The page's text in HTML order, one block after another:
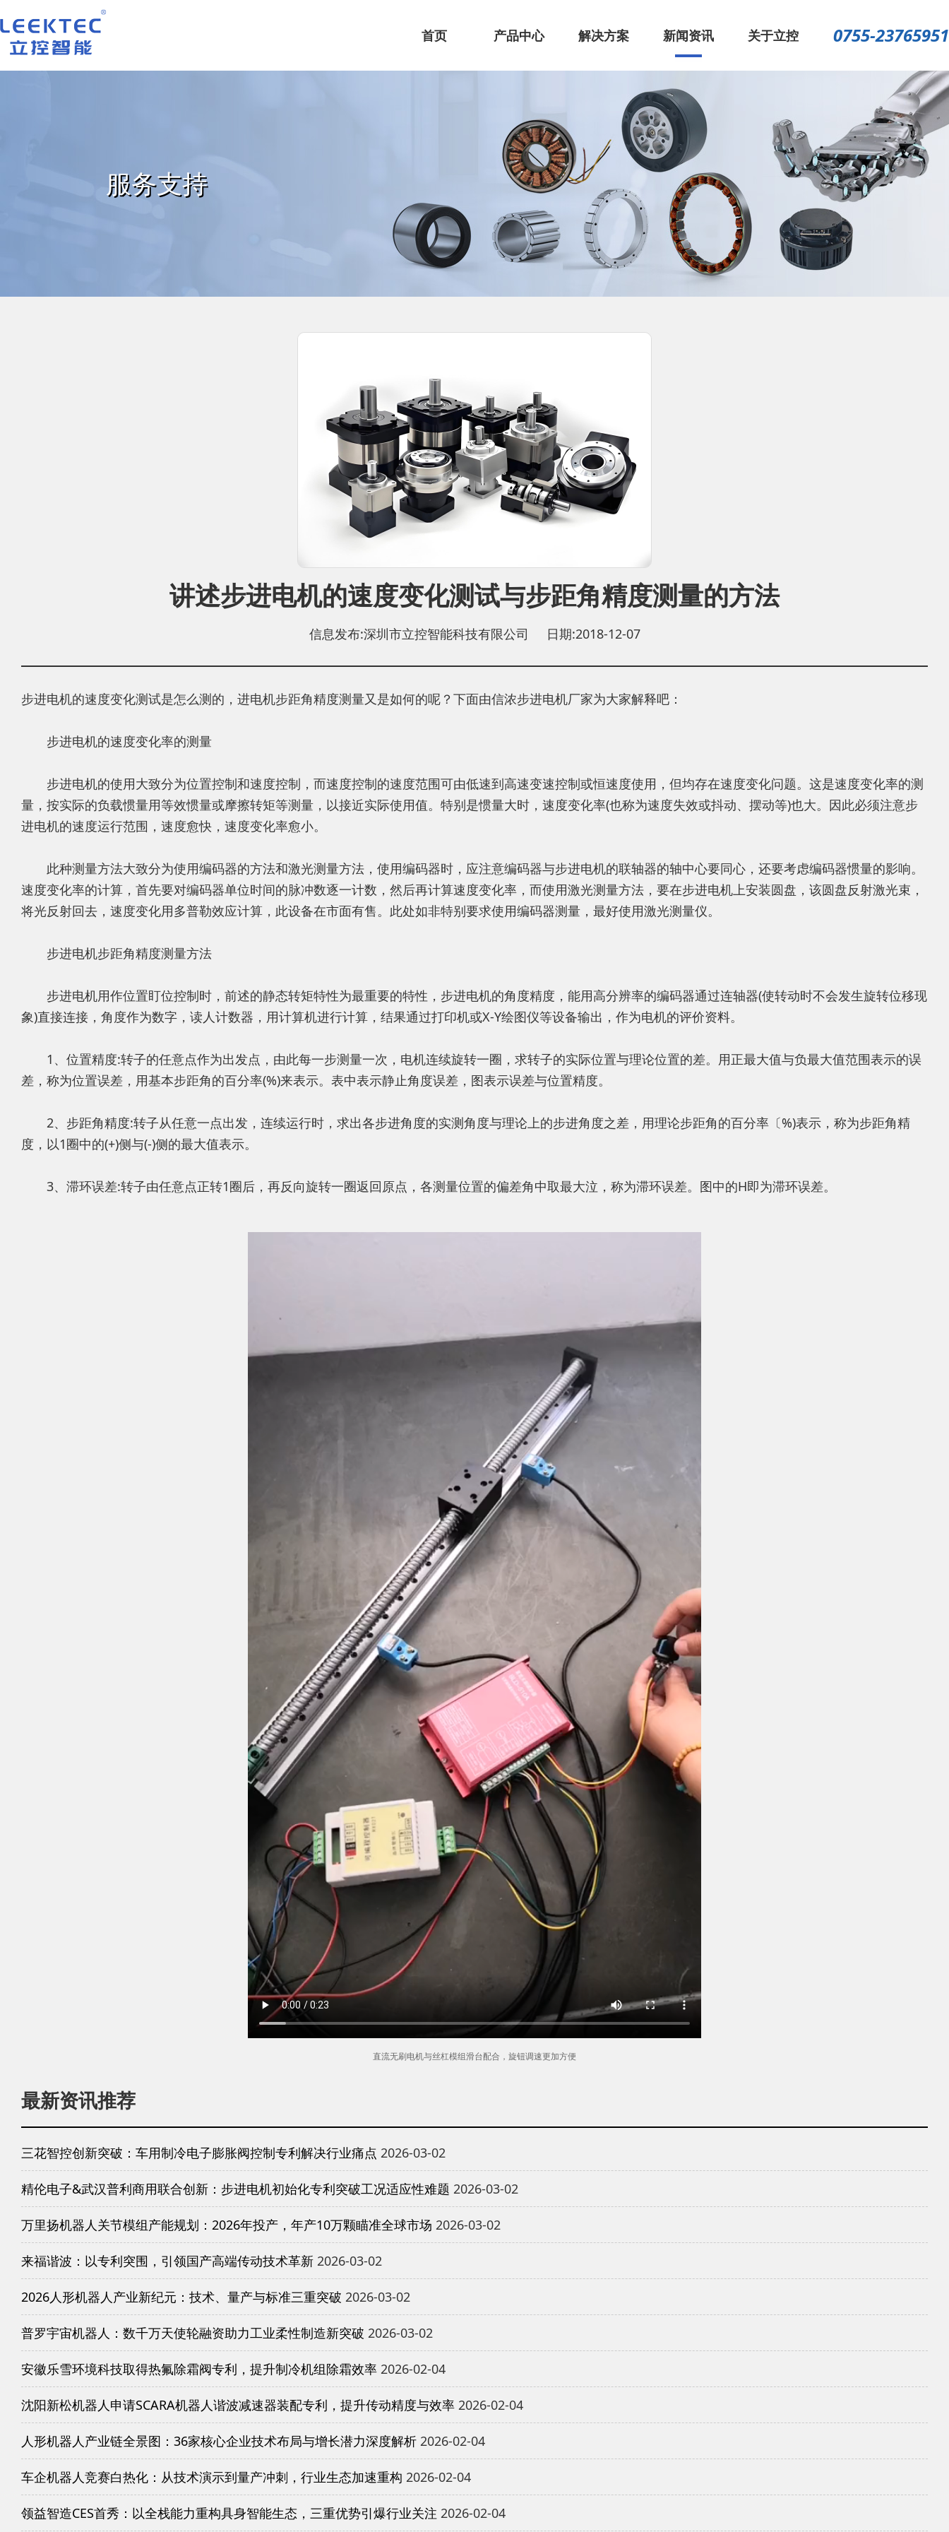
深圳市立控智能科技有限公司
首页
产品中心 解决方案 新闻资讯 关于立控 0755-23765951
服务支持
讲述步进电机的速度变化测试与步距角精度测量的方法
信息发布:深圳市立控智能科技有限公司 日期:2018-12-07
步进电机的速度变化测试是怎么测的，进电机步距角精度测量又是如何的呢？下面由信浓步进电机厂家为大家解释吧：
步进电机的速度变化率的测量
步进电机的使用大致分为位置控制和速度控制，而速度控制的速度范围可由低速到高速变速控制或恒速度使用，但均存在速度变化问题。这是速度变化率的测
量，按实际的负载惯量用等效惯量或摩擦转矩等测量，以接近实际使用值。特别是惯量大时，速度变化率(也称为速度失效或抖动、摆动等)也大。因此必须注意步
进电机的速度运行范围，速度愈快，速度变化率愈小。
此种测量方法大致分为使用编码器的方法和激光测量方法，使用编码器时，应注意编码器与步进电机的联轴器的轴中心要同心，还要考虑编码器惯量的影响。
速度变化率的计算，首先要对编码器单位时间的脉冲数逐一计数，然后再计算速度变化率，而使用激光测量方法，要在步进电机上安装圆盘，该圆盘反射激光束，
将光反射回去，速度变化用多普勒效应计算，此设备在市面有售。此处如非特别要求使用编码器测量，最好使用激光测量仪。
步进电机步距角精度测量方法
步进电机用作位置盯位控制时，前述的静态转矩特性为最重要的特性，步进电机的角度精度，能用高分辨率的编码器通过连轴器(使转动时不会发生旋转位移现
象)直接连接，角度作为数字，读人计数器，用计算机进行计算，结果通过打印机或X-Y绘图仪等设备输出，作为电机的评价资料。
1、位置精度:转子的任意点作为出发点，由此每一步测量一次，电机连续旋转一圈，求转子的实际位置与理论位置的差。用正最大值与负最大值范围表示的误
差，称为位置误差，用基本步距角的百分率(%)来表示。表中表示静止角度误差，图表示误差与位置精度。
2、步距角精度:转子从任意一点出发，连续运行时，求出各步进角度的实测角度与理论上的步进角度之差，用理论步距角的百分率〔%)表示，称为步距角精
度，以1圈中的(+)侧与(-)侧的最大值表示。
3、滞环误差:转子由任意点正转1圈后，再反向旋转一圈返回原点，各测量位置的偏差角中取最大泣，称为滞环误差。图中的H即为滞环误差。
直流无刷电机与丝杠模组滑台配合，旋钮调速更加方便
最新资讯推荐
三花智控创新突破：车用制冷电子膨胀阀控制专利解决行业痛点 2026-03-02
精伦电子&武汉普利商用联合创新：步进电机初始化专利突破工况适应性难题 2026-03-02
万里扬机器人关节模组产能规划：2026年投产，年产10万颗瞄准全球市场 2026-03-02
来福谐波：以专利突围，引领国产高端传动技术革新 2026-03-02
2026人形机器人产业新纪元：技术、量产与标准三重突破 2026-03-02
普罗宇宙机器人：数千万天使轮融资助力工业柔性制造新突破 2026-03-02
安徽乐雪环境科技取得热氟除霜阀专利，提升制冷机组除霜效率 2026-02-04
沈阳新松机器人申请SCARA机器人谐波减速器装配专利，提升传动精度与效率 2026-02-04
人形机器人产业链全景图：36家核心企业技术布局与增长潜力深度解析 2026-02-04
车企机器人竞赛白热化：从技术演示到量产冲刺，行业生态加速重构 2026-02-04
领益智造CES首秀：以全栈能力重构具身智能生态，三重优势引爆行业关注 2026-02-04